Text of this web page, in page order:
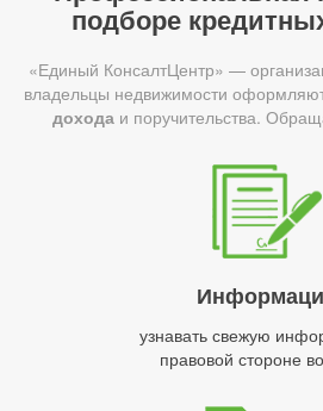
подборе
«Единый КонсалтЦентр» —
владельцы недвижимости
доходаи поручительства.
узнавать свежую
правовой стороне